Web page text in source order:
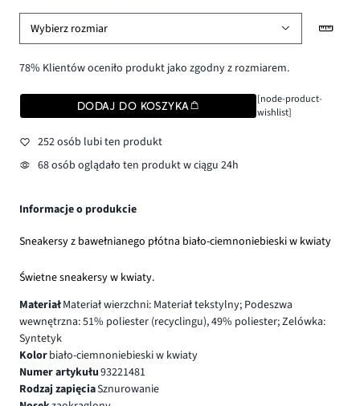
Wybierz rozmiar
78% Klientów oceniło produkt jako zgodny z rozmiarem.
DODAJ DO KOSZYKA
[node-product-
wishlist]
252 osób lubi ten produkt
68 osób oglądało ten produkt w ciągu 24h
Informacje o produkcie
Sneakersy z bawełnianego płótna biało-ciemnoniebieski w kwiaty
Świetne sneakersy w kwiaty.
MateriałMateriał wierzchni: Materiał tekstylny; Podeszwa
wewnętrzna: 51% poliester (recyclingu), 49% poliester; Zelówka:
Syntetyk
Kolorbiało-ciemnoniebieski w kwiaty
Numer artykułu93221481
Rodzaj zapięciaSznurowanie